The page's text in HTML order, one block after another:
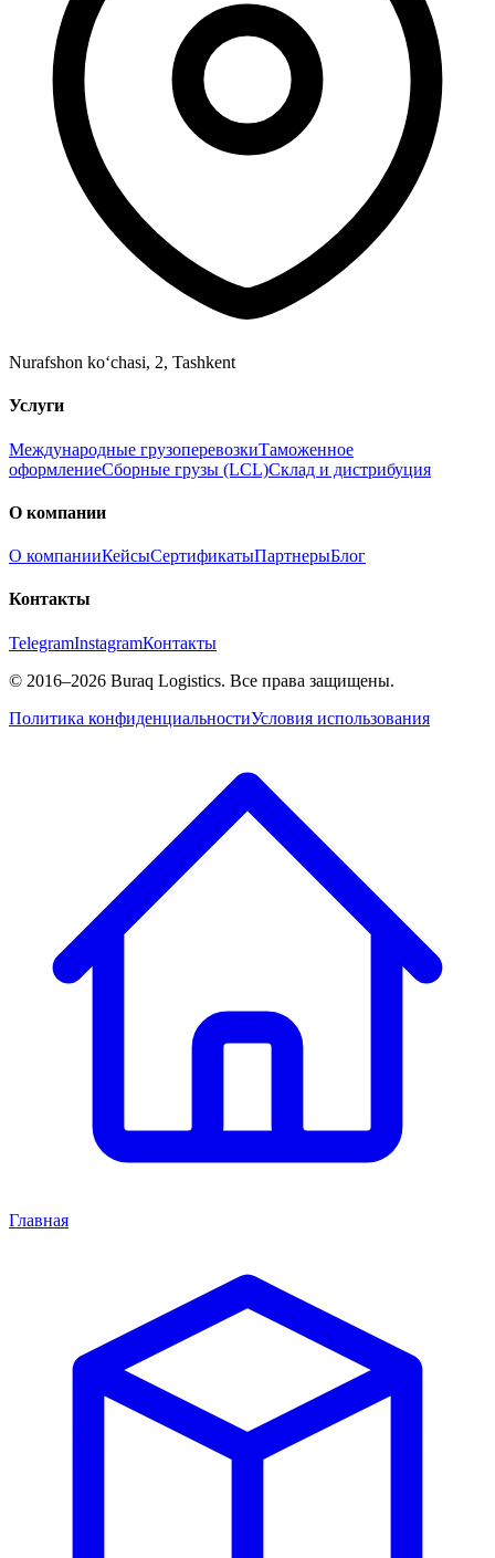
Nurafshon ko‘chasi, 2, Tashkent
Услуги
Международные грузоперевозкиТаможенное
оформлениеСборные грузы (LCL)Склад и дистрибуция
О компании
О компанииКейсыСертификатыПартнерыБлог
Контакты
TelegramInstagramКонтакты
© 2016–2026 Buraq Logistics. Все права защищены.
Политика конфиденциальностиУсловия использования
Главная